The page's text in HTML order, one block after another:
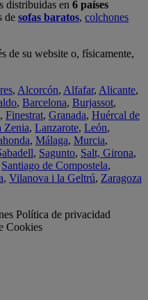
distribuidas en 6 países
de sofas baratos, colchones
de su website o, físicamente,
, Alcorcón, Alfafar, Alicante,
, Barcelona, Burjassot,
, Finestrat, Granada, Huércal de
Zenia, Lanzarote, León,
, Málaga, Murcia,
, Sagunto, Salt, Girona,
Santiago de Compostela,
, Vilanova i la Geltrú, Zaragoza
Política de privacidad
Cookies